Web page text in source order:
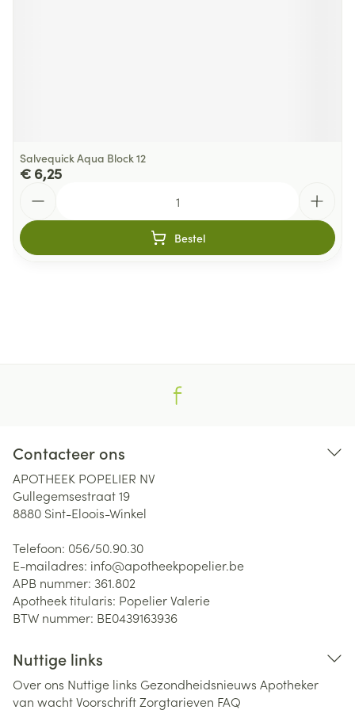
Salvequick Aqua Block 12
€ 6,25
Bestel
Contacteer ons
APOTHEEK POPELIER NV
Gullegemsestraat 19
8880 Sint-Eloois-Winkel
Telefoon: 056/50.90.30
E-mailadres: info@apotheekpopelier.be
APB nummer: 361.802
Apotheek titularis: Popelier Valerie
BTW nummer: BE0439163936
Nuttige links
Over ons Nuttige links Gezondheidsnieuws Apotheker
van wachtVoorschriftZorgtarieven FAQ